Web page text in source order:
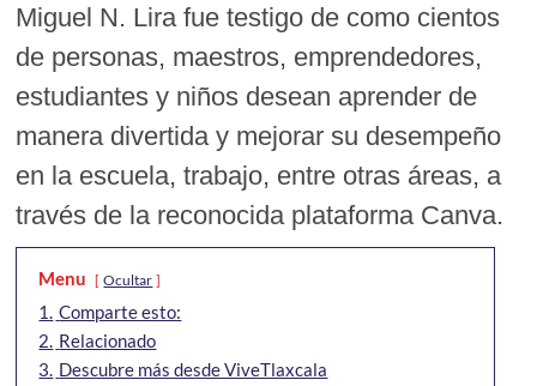
Miguel N. Lira fue testigo de como cientos
de personas, maestros, emprendedores,
estudiantes y niños desean aprender de
manera divertida y mejorar su desempeño
en la escuela, trabajo, entre otras áreas, a
través de la reconocida plataforma Canva.
Menu Ocultar
1.
Comparte esto:
2. Relacionado
3. Descubre más desde ViveTlaxcala